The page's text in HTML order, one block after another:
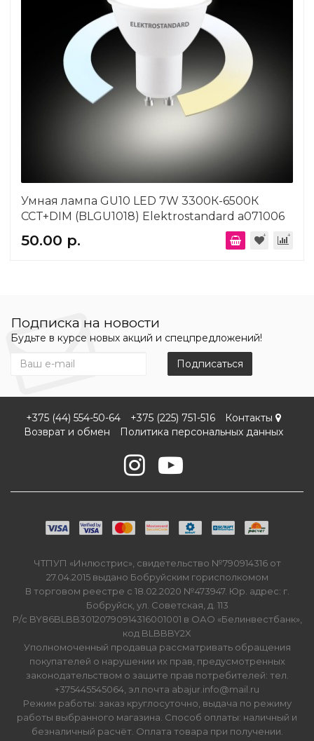
Умная лампа GU10 LED 7W 3300К-6500К
CCT+DIM (BLGU1018) Elektrostandard a071006
50.00 р.
Подписка на новости
Будьте в курсе новых акций и спецпредложений!
Подписаться
+375 (44) 554-50-64 +375 (225) 751-516
Контакты
Возврат и обмен
Политика персональных данных
ЧТПУП «Инлюстрис», свидетельство №790914316 от
27.04.2015 выдано Бобруйским горисполкомом
В торговом реестре с 18.02.2020 №473947. Юр. адрес: г.
Бобруйск, ул. Советская, д. 113
Р/с BY86BLBB30120790914316001001 в ОАО «Белинвестбанк»,
код BLBBBY2X
Уполномоченный продавца рассматривать обращения
покупателей о нарушении их прав, предусмотренных
законодательством о защите прав потребителей: тел.
+375445545064, эл.почта abajur.info@mail.ru
Режим работы: заказ круглосуточно, выдача по режиму
работы выбранного магазина. Способ оплаты: наличный и
безналичный расчёт. Оплата товара при получении.